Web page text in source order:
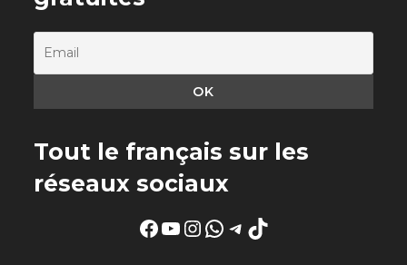
Tout le français sur les
réseaux sociaux
Facebook
YouTube
Instagram
WhatsApp
Telegram
TikTok